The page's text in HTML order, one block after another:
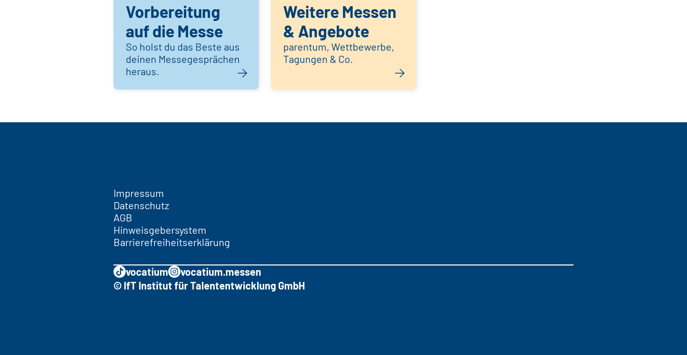
Vorbereitung
auf die Messe
So holst du das Beste aus
deinen Messegesprächen
heraus.
Weitere Messen
& Angebote
parentum, Wettbewerbe,
Tagungen & Co.
Impressum
Datenschutz
AGB
Hinweisgebersystem
Barrierefreiheitserklärung
vocatium
vocatium.messen
© IfT Institut für Talententwicklung GmbH